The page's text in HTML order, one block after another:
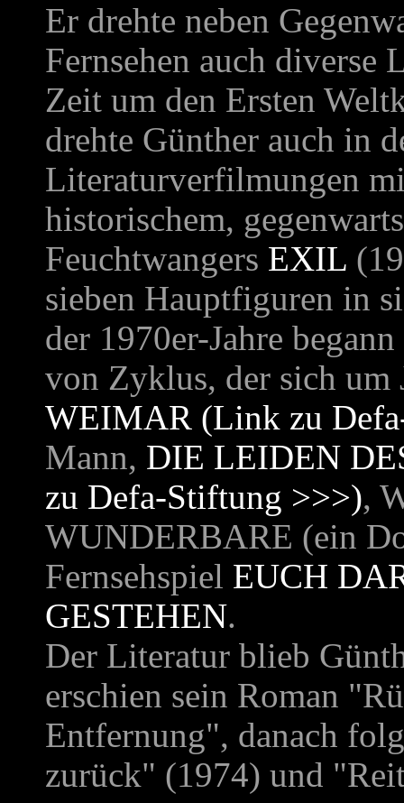
Er drehte neben
Fernsehen auch
Zeit um den Ersten
drehte Günther auch in
Literaturverfilmungen
historischem,
Feuchtwangers EXIL
sieben Hauptfiguren in
der 1970er-Jahre
von Zyklus, der sich um
WEIMAR (Link zu
Mann, DIE LEIDEN
zu Defa-Stiftung >>>),
WUNDERBARE (ein
Fernsehspiel EUCH
GESTEHEN.
Der Literatur blieb
erschien sein Roman
Entfernung", danach
zurück" (1974) und